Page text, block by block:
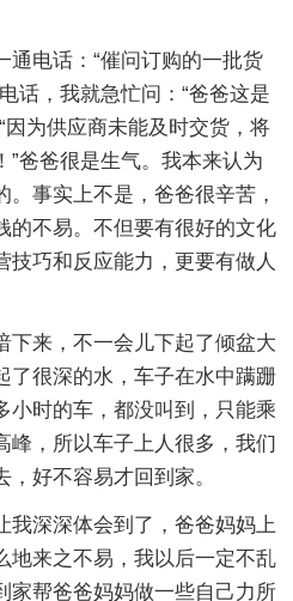
通电话：“催问订购的一批货
话，我就急忙问：“爸爸这是
因为供应商未能及时交货，将
爸爸很是生气。我本来认为
事实上不是，爸爸很辛苦，
的不易。不但要有很好的文化
技巧和反应能力，更要有做人
下来，不一会儿下起了倾盆大
了很深的水，车子在水中蹒跚
小时的车，都没叫到，只能乘
峰，所以车子上人很多，我们
好不容易才回到家。
我深深体会到了，爸爸妈妈上
地来之不易，我以后一定不乱
家帮爸爸妈妈做一些自己力所